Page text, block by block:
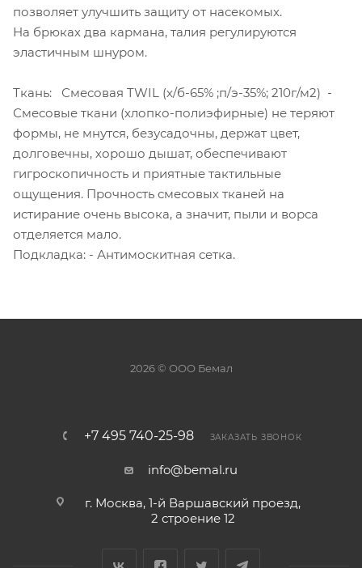
позволяет улучшить защиту от насекомых.
На брюках два кармана, талия регулируются
эластичным шнуром.
Ткань: Смесовая TWIL (х/б-65% ;п/э-35%; 210г/м2) -
Смесовые ткани (хлопко-полиэфирные) не теряют
формы, не мнутся, безусадочны, держат цвет,
долговечны, хорошо дышат, обеспечивают
гигроскопичность и приятные тактильные
ощущения. Прочность смесовых тканей на
истирание очень высока, а значит, пыли и ворса
отделяется мало.
Подкладка: - Антимоскитная сетка.
2026 © ООО Бемал
+7 495 740-25-98 ЗАКАЗАТЬ ЗВОНОК
info@bemal.ru
г. Москва, 1-й Варшавский проезд,
2 строение 12